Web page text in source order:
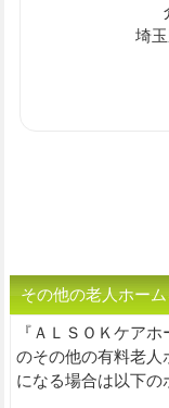
埼
その他の老人ホー
『ＡＬＳＯＫケア
のその他の有料老人
になる場合は以下の